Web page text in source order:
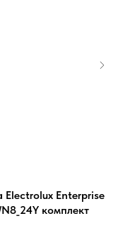
Electrolux Enterprise
комплект